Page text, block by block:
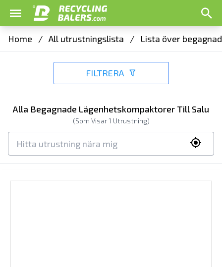
Home / All utrustningslista / Lista över
FILTRERA
Alla Begagnade Lägenhetskompaktorer Till Salu
(Som Visar1 Utrustning)